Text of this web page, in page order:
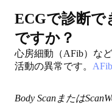
ECGで診断で
ですか？
心房細動（AFib）な
活動の異常です。
Body Scanまたは